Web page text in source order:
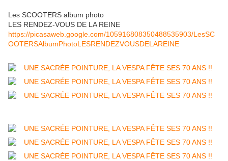
Les SCOOTERS album photo
LES RENDEZ-VOUS DE LA REINE
https://picasaweb.google.com/105916808350488535903/LesSC
OOTERSAlbumPhotoLESRENDEZVOUSDELAREINE